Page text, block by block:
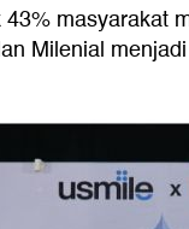
Milenial